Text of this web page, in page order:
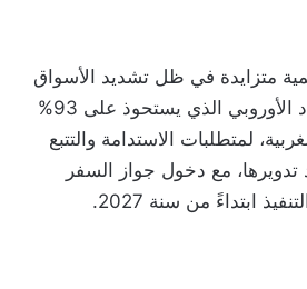
متزايدة في ظل تشديد الأسواق
العالمية، خصوصاً الاتحاد الأوروبي الذي يستحوذ على 93%
لمتطلبات الاستدامة والتتبع
تدويرها، مع دخول جواز السفر
ابتداءً من سنة 2027.